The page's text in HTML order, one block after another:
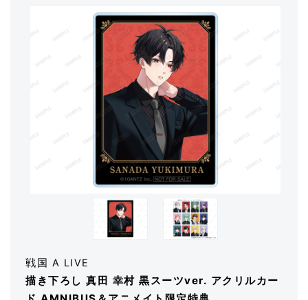
描き下ろし 真田 幸村 黒スーツver. アクリルカー
戦国 A LIVE